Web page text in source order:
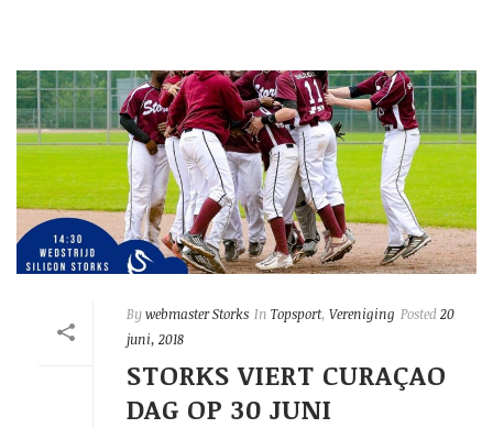
Bywebmaster Storks In Topsport, Vereniging Posted 20
juni, 2018
STORKS VIERT CURAÇAO
DAG OP 30 JUNI